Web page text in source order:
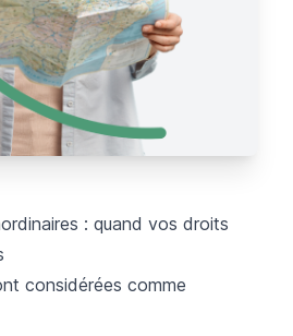
: quand vos droits
considérées comme